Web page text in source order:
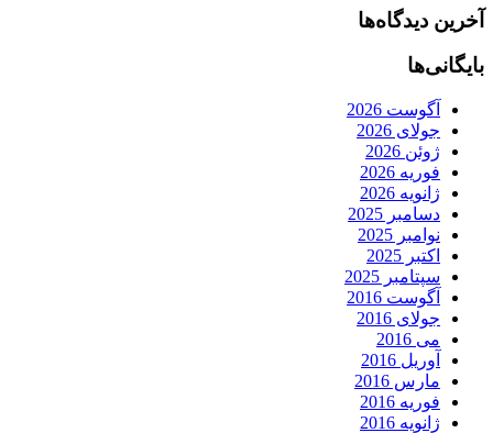
آخرین دیدگاه‌ها
بایگانی‌ها
آگوست 2026
جولای 2026
ژوئن 2026
فوریه 2026
ژانویه 2026
دسامبر 2025
نوامبر 2025
اکتبر 2025
سپتامبر 2025
آگوست 2016
جولای 2016
می 2016
آوریل 2016
مارس 2016
فوریه 2016
ژانویه 2016